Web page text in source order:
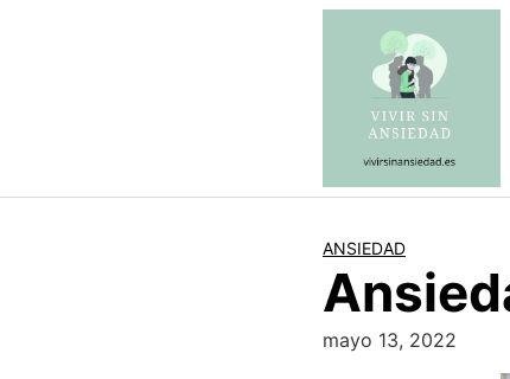
ANSIEDAD
mayo 13, 2022